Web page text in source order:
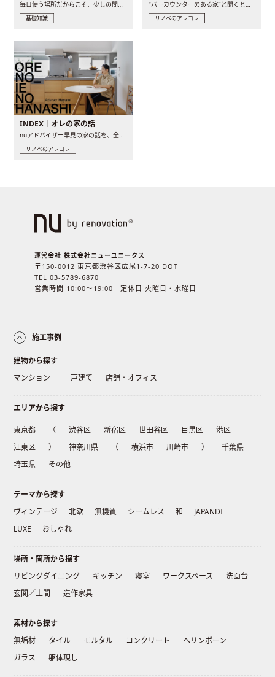
毎日使う場所だからこそ、少しの間取りの工夫や素材の選び方で..
基礎知識
“バーカウンターのある家”と聞くと、少し特別な、大人のための..
リノベのアレコレ
INDEX｜オレの家の話
nuアドバイザー早見の家の話を、全4話でお届け。リノベーションを..
リノベのアレコレ
運営会社 株式会社ニューユニークス
〒150-0012 東京都渋谷区広尾1-7-20 DOT
TEL 03-5789-6870
営業時間 10:00〜19:00 定休日 火曜日・水曜日
施工事例
建物から探す
マンション
一戸建て 店舗・オフィス
エリアから探す
東京都 （ 渋谷区 新宿区 世田谷区 目黒区
港区
江東区
） 神奈川県 （ 横浜市 川崎市 ）
千葉県
埼玉県
その他
テーマから探す
ヴィンテージ
北欧 無機質 シームレス 和
JAPANDI
LUXE
おしゃれ
場所・箇所から探す
リビングダイニング
キッチン 寝室 ワークスペース
洗面台
玄関／土間
造作家具
素材から探す
無垢材
タイル モルタル コンクリート
ヘリンボーン
ガラス
躯体現し